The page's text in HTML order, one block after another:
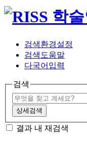
검색환경설정
검색도움말
다국어입력
검색
상세검색
결과 내 재검색